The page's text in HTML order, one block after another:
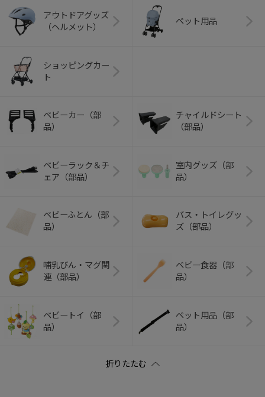
アウトドアグッズ
（ヘルメット）
ペット用品
ショッピングカー
ト
ベビーカー（部
品）
チャイルドシート
（部品）
ベビーラック＆チ
ェア（部品）
室内グッズ（部
品）
ベビーふとん（部
品）
バス・トイレグッ
ズ（部品）
哺乳びん・マグ関
連（部品）
ベビー食器（部
品）
ベビートイ（部
品）
ペット用品（部
品）